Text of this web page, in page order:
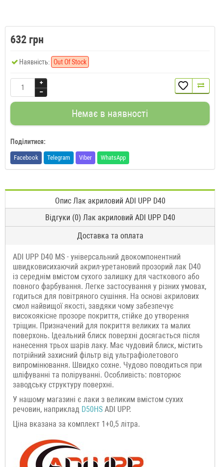
632 грн
Наявність: Out Of Stock
Немає в наявності
Поділитися:
Facebook Telegram Viber WhatsApp
Опис Лак акриловий ADI UPP D40
Відгуки (0) Лак акриловий ADI UPP D40
Доставка та оплата
ADI UPP D40 MS - універсальний двокомпонентний
швидковисихаючий акрил-уретановий прозорий лак D40
із середнім вмістом сухого залишку для часткового або
повного фарбування. Легке застосування у різних умовах,
годиться для повітряного сушіння. На основі акрилових
смол найвищої якості, завдяки чому забезпечує
високоякісне прозоре покриття, стійке до утворення
тріщин. Призначений для покриття великих та малих
поверхонь. Ідеальний блиск поверхні досягається після
нанесення трьох шарів лаку. Має чудовий блиск, містить
потрійний захисний фільтр від ультрафіолетового
випромінювання. Швидко сохне. Чудово поводиться при
шліфуванні та поліруванні. Особливість: повторює
заводську структуру поверхні.
У нашому магазині є лаки з великим вмістом сухих
речовин, наприклад D50HS ADI UPP.
Ціна вказана за комплект 1+0,5 літра.